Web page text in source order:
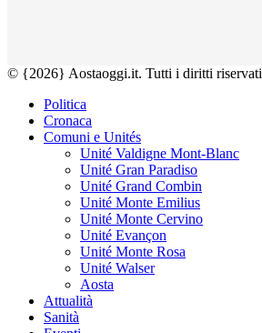
© {2026} Aostaoggi.it. Tutti i diritti riservati
Politica
Cronaca
Comuni e Unités
Unité Valdigne Mont-Blanc
Unité Gran Paradiso
Unité Grand Combin
Unité Monte Emilius
Unité Monte Cervino
Unité Evançon
Unité Monte Rosa
Unité Walser
Aosta
Attualità
Sanità